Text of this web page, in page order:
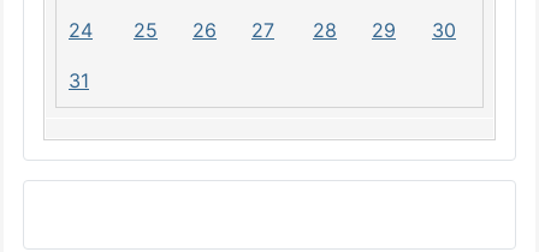
24 25 26 27 28 29 30
31